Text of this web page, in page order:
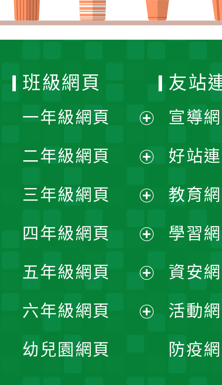
班級網頁
一年級網頁
開
選
單
二年級網頁
開
選
單
三年級網頁
開
選
單
四年級網頁
開
選
五年級網頁
開
六年級網頁
幼兒園網頁
友站
宣導
好站
教育
學習
資安
活動
防疫